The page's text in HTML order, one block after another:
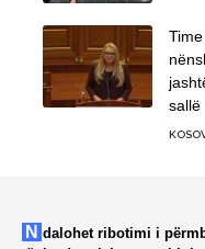
sallë
Ndalohet ribotimi i përmbajtjes (lajmeve dhe të gjitha shkrimeve